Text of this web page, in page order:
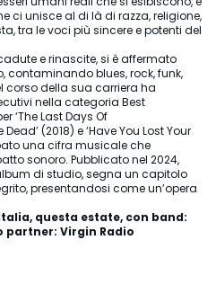
ci unisce al di là di razza, religione,
tra le voci più sincere e potenti del
e rinascite, si è affermato
contaminando blues, rock, funk,
corso della sua carriera ha
nella categoria Best
‘The Last Days Of
Dead’ (2018) e ‘Have You Lost Your
una cifra musicale che
sonoro. Pubblicato nel 2024,
album di studio, segna un capitolo
presentandosi come un’opera
questa estate, con band:
partner: Virgin Radio